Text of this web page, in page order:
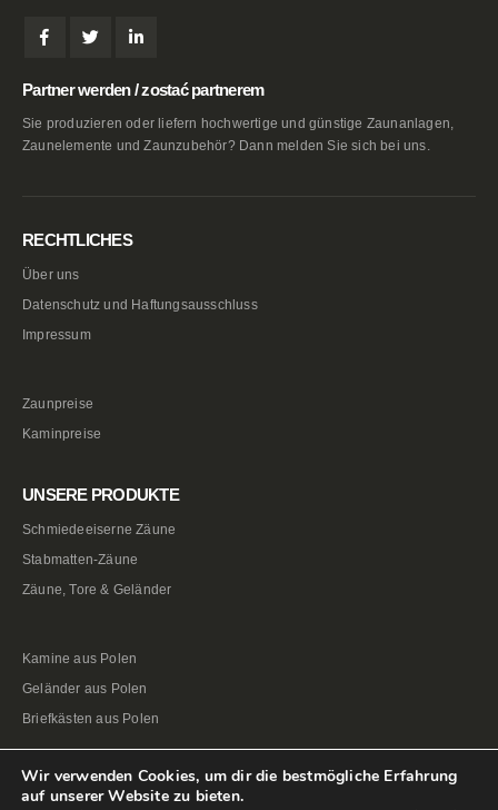
Partner werden / zostać partnerem
Sie produzieren oder liefern hochwertige und günstige Zaunanlagen,
Zaunelemente und Zaunzubehör? Dann melden Sie sich bei uns.
RECHTLICHES
Über uns
Datenschutz und Haftungsausschluss
Impressum
Zaunpreise
Kaminpreise
UNSERE PRODUKTE
Schmiedeeiserne Zäune
Stabmatten-Zäune
Zäune, Tore & Geländer
Kamine aus Polen
Geländer aus Polen
Briefkästen aus Polen
Wir verwenden Cookies, um dir die bestmögliche Erfahrung
auf unserer Website zu bieten.